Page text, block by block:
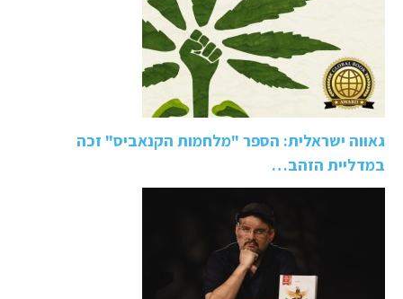
גאווה ישראלית: הספר "מלחמות הקנאביס" זכה
במדליית הזהב…